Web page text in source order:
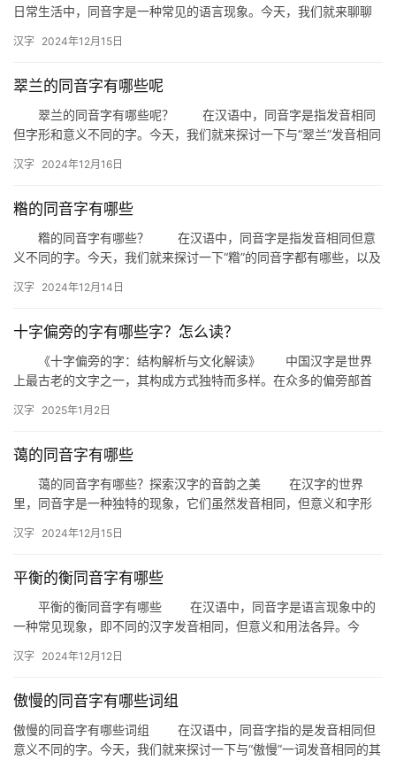
日常生活中，同音字是一种常见的语言现象。今天，我们就来聊聊
汉字 2024年12月15日
翠兰的同音字有哪些呢
翠兰的同音字有哪些呢？ 在汉语中，同音字是指发音相同
但字形和意义不同的字。今天，我们就来探讨一下与“翠兰”发音相同
汉字 2024年12月16日
糌的同音字有哪些
糌的同音字有哪些？ 在汉语中，同音字是指发音相同但意
义不同的字。今天，我们就来探讨一下“糌”的同音字都有哪些，以及
汉字 2024年12月14日
十字偏旁的字有哪些字？怎么读？
《十字偏旁的字：结构解析与文化解读》 中国汉字是世界
上最古老的文字之一，其构成方式独特而多样。在众多的偏旁部首
化…
汉字 2025年1月2日
蔼的同音字有哪些
蔼的同音字有哪些？探索汉字的音韵之美 在汉字的世界
里，同音字是一种独特的现象，它们虽然发音相同，但意义和字形
字…
汉字 2024年12月15日
平衡的衡同音字有哪些
平衡的衡同音字有哪些 在汉语中，同音字是语言现象中的
一种常见现象，即不同的汉字发音相同，但意义和用法各异。今
在…
汉字 2024年12月12日
傲慢的同音字有哪些词组
傲慢的同音字有哪些词组 在汉语中，同音字指的是发音相同但
意义不同的字。今天，我们就来探讨一下与“傲慢”一词发音相同的其